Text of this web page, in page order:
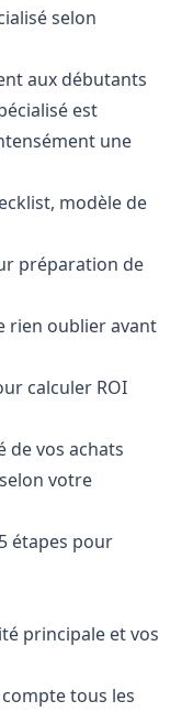
selon
aux débutants
est
une
modèle de
préparation de
rien oublier avant
calculer ROI
de vos achats
votre
étapes pour
principale et vos
tous les